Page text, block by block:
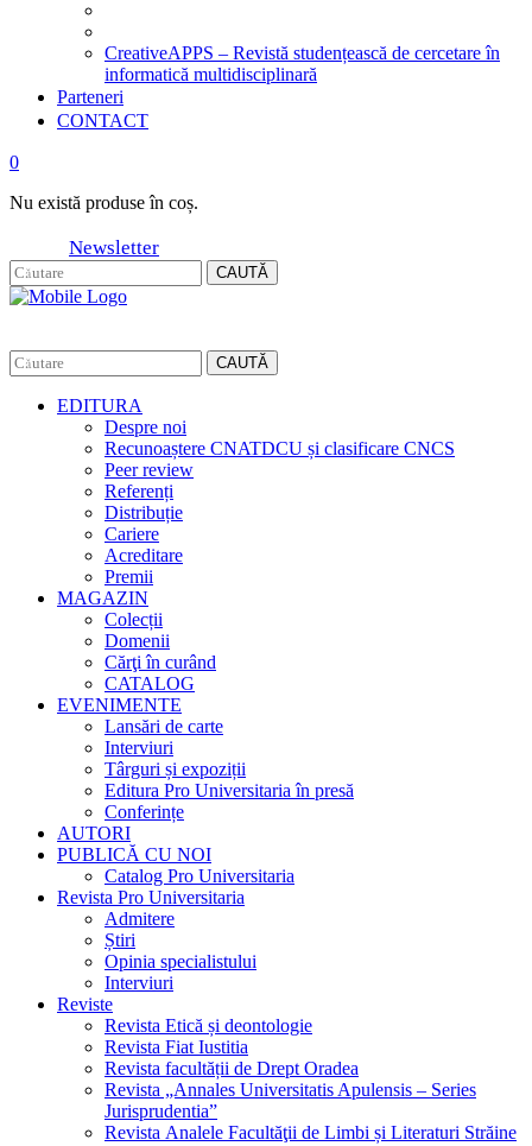
CreativeAPPS – Revistă studențească de cercetare în
informatică multidisciplinară
Parteneri
CONTACT
0
Nu există produse în coș.
Newsletter
CAUTĂ
CAUTĂ
EDITURA
Despre noi
Recunoaștere CNATDCU și clasificare CNCS
Peer review
Referenți
Distribuție
Cariere
Acreditare
Premii
MAGAZIN
Colecții
Domenii
Cărţi în curând
CATALOG
EVENIMENTE
Lansări de carte
Interviuri
Târguri și expoziții
Editura Pro Universitaria în presă
Conferințe
AUTORI
PUBLICĂ CU NOI
Catalog Pro Universitaria
Revista Pro Universitaria
Admitere
Știri
Opinia specialistului
Interviuri
Reviste
Revista Etică și deontologie
Revista Fiat Iustitia
Revista facultății de Drept Oradea
Revista „Annales Universitatis Apulensis – Series
Jurisprudentia”
Revista Analele Facultăţii de Limbi și Literaturi Străine